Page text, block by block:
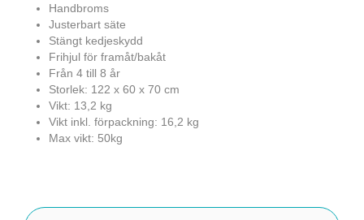
Handbroms
Justerbart säte
Stängt kedjeskydd
Frihjul för framåt/bakåt
Från 4 till 8 år
Storlek: 122 x 60 x 70 cm
Vikt: 13,2 kg
Vikt inkl. förpackning: 16,2 kg
Max vikt: 50kg